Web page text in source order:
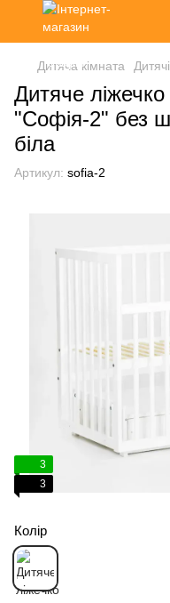
Дитяча кімната
Дитяче
"Софія-2" без
біла
Артикул: sofia-2
3
3
Колір